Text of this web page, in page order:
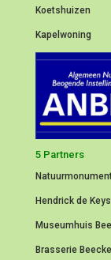
Koetshuizen
Kapelwoning
5 Partners
Hendrick de
Museumhuis
Brasserie